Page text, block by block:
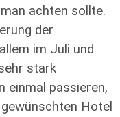
achten sollte.
der
im Juli und
stark
einmal passieren,
Hotel